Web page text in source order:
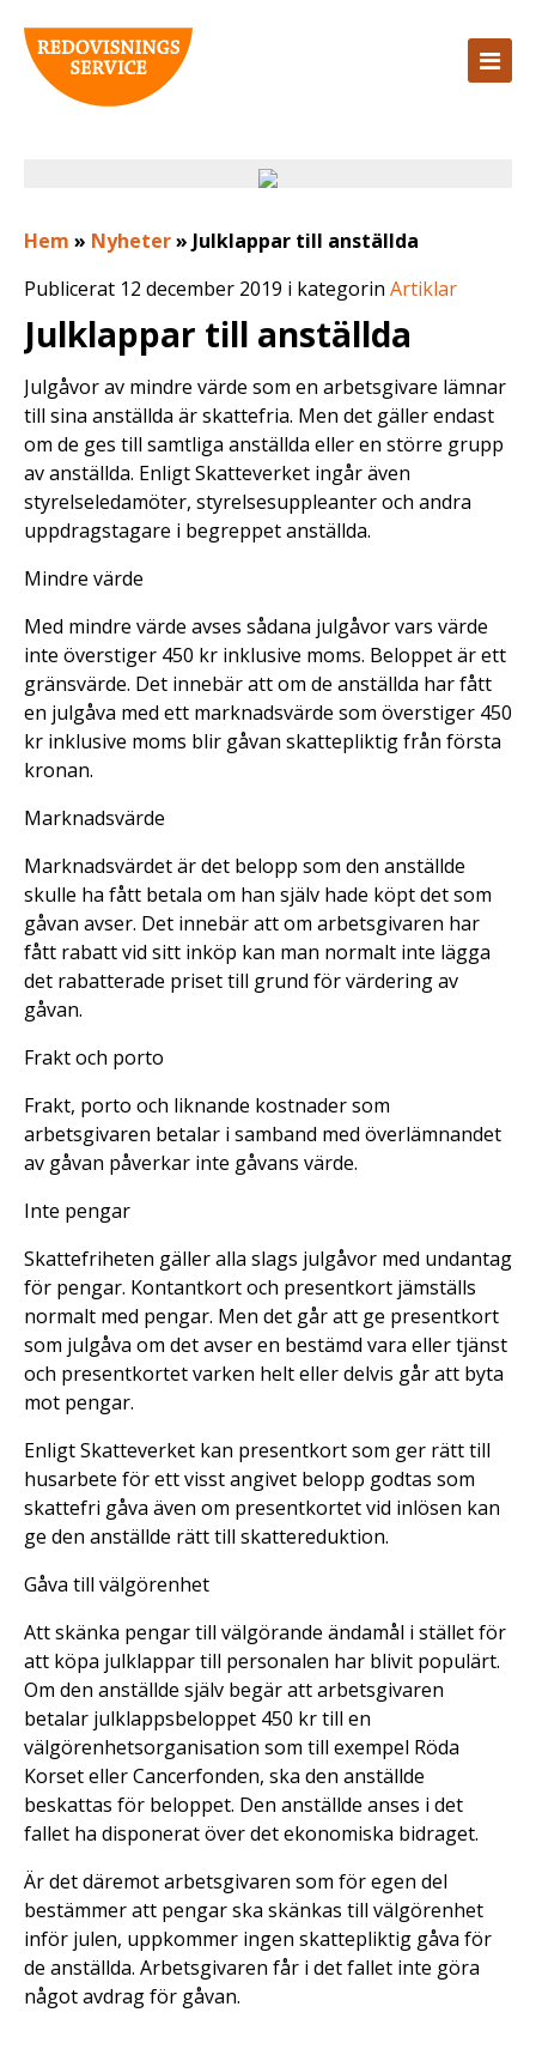
Hem » Nyheter» Julklappar till anställda
Publicerat 12 december 2019 i kategorin Artiklar
Julklappar till anställda
Julgåvor av mindre värde som en arbetsgivare lämnar
till sina anställda är skattefria. Men det gäller endast
om de ges till samtliga anställda eller en större grupp
av anställda. Enligt Skatteverket ingår även
styrelseledamöter, styrelsesuppleanter och andra
uppdragstagare i begreppet anställda.
Mindre värde
Med mindre värde avses sådana julgåvor vars värde
inte överstiger 450 kr inklusive moms. Beloppet är ett
gränsvärde. Det innebär att om de anställda har fått
en julgåva med ett marknadsvärde som överstiger 450
kr inklusive moms blir gåvan skattepliktig från första
kronan.
Marknadsvärde
Marknadsvärdet är det belopp som den anställde
skulle ha fått betala om han själv hade köpt det som
gåvan avser. Det innebär att om arbetsgivaren har
fått rabatt vid sitt inköp kan man normalt inte lägga
det rabatterade priset till grund för värdering av
gåvan.
Frakt och porto
Frakt, porto och liknande kostnader som
arbetsgivaren betalar i samband med överlämnandet
av gåvan påverkar inte gåvans värde.
Inte pengar
Skattefriheten gäller alla slags julgåvor med undantag
för pengar. Kontantkort och presentkort jämställs
normalt med pengar. Men det går att ge presentkort
som julgåva om det avser en bestämd vara eller tjänst
och presentkortet varken helt eller delvis går att byta
mot pengar.
Enligt Skatteverket kan presentkort som ger rätt till
husarbete för ett visst angivet belopp godtas som
skattefri gåva även om presentkortet vid inlösen kan
ge den anställde rätt till skattereduktion.
Gåva till välgörenhet
Att skänka pengar till välgörande ändamål i stället för
att köpa julklappar till personalen har blivit populärt.
Om den anställde själv begär att arbetsgivaren
betalar julklappsbeloppet 450 kr till en
välgörenhetsorganisation som till exempel Röda
Korset eller Cancerfonden, ska den anställde
beskattas för beloppet. Den anställde anses i det
fallet ha disponerat över det ekonomiska bidraget.
Är det däremot arbetsgivaren som för egen del
bestämmer att pengar ska skänkas till välgörenhet
inför julen, uppkommer ingen skattepliktig gåva för
de anställda. Arbetsgivaren får i det fallet inte göra
något avdrag för gåvan.